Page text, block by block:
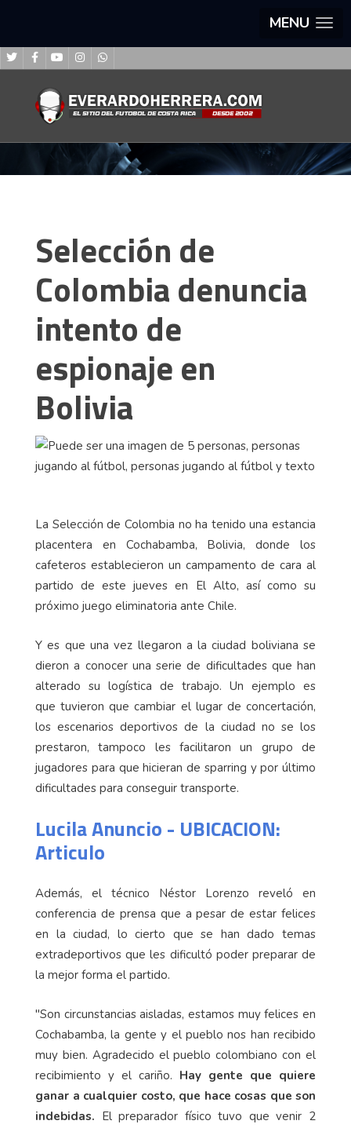
MENU
Selección de
Colombia denuncia
intento de
espionaje en
Bolivia
La Selección de Colombia no ha tenido una estancia
placentera en Cochabamba, Bolivia, donde los
cafeteros establecieron un campamento de cara al
partido de este jueves en El Alto, así como su
próximo juego eliminatoria ante Chile.
Y es que una vez llegaron a la ciudad boliviana se
dieron a conocer una serie de dificultades que han
alterado su logística de trabajo. Un ejemplo es
que tuvieron que cambiar el lugar de concertación,
los escenarios deportivos de la ciudad no se los
prestaron, tampoco les facilitaron un grupo de
jugadores para que hicieran de sparring y por último
dificultades para conseguir transporte.
Lucila Anuncio - UBICACION:
Articulo
Además, el técnico Néstor Lorenzo reveló en
conferencia de prensa que a pesar de estar felices
en la ciudad, lo cierto que se han dado temas
extradeportivos que les dificultó poder preparar de
la mejor forma el partido.
"Son circunstancias aisladas, estamos muy felices en
Cochabamba, la gente y el pueblo nos han recibido
muy bien. Agradecido el pueblo colombiano con el
recibimiento y el cariño. Hay gente que quiere
ganar a cualquier costo, que hace cosas que son
indebidas. El preparador físico tuvo que venir 2